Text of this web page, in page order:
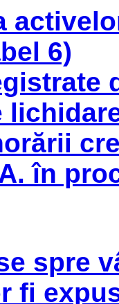
6)
în
spre
fi